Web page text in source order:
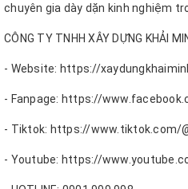
chuyên gia dày dặn kinh nghiệm
CÔNG TY TNHH XÂY DỰNG KHẢI
- Website: https://
- Fanpage: https://
- Tiktok: https://www.tiktok.com/
- Youtube: https://